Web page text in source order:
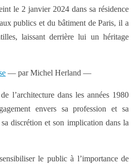
le 2 janvier 2024 dans sa résidence
publics et du bâtiment de Paris, il a
laissant derrière lui un héritage
— par Michel Herland —
l’architecture dans les années 1980
envers sa profession et sa
discrétion et son implication dans la
le public à l’importance de